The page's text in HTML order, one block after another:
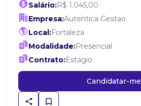
Salário:R$ 1.045,00
Empresa:Autentica Gestao
Local:Fortaleza
Modalidade:Presencial
Contrato:Estágio
Candidatar-me